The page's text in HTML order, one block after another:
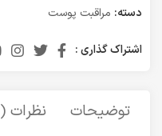
دسته: مراقبت پوست
اشتراک گذاری :
توضیحات نظرات (0)